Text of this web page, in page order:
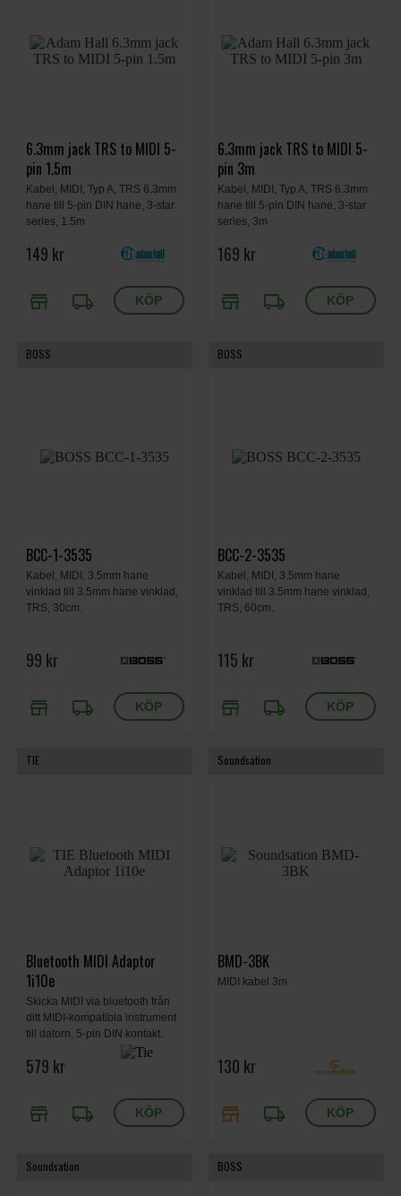
6.3mm jack TRS to MIDI 5-
pin 1.5m
Kabel, MIDI, Typ A, TRS 6.3mm
hane till 5-pin DIN hane, 3-star
series, 1.5m
149 kr
store local_shipping
6.3mm jack TRS to MIDI 5-
pin 3m
Kabel, MIDI, Typ A, TRS 6.3mm
hane till 5-pin DIN hane, 3-star
series, 3m
169 kr
store local_shipping
BOSS
BCC-1-3535
Kabel, MIDI, 3.5mm hane
vinklad till 3.5mm hane vinklad,
TRS, 30cm.
99 kr
store local_shipping
BOSS
BCC-2-3535
Kabel, MIDI, 3.5mm hane
vinklad till 3.5mm hane vinklad,
TRS, 60cm.
115 kr
store local_shipping
TIE
Bluetooth MIDI Adaptor
1i10e
Skicka MIDI via bluetooth från
ditt MIDI-kompatibla instrument
till datorn. 5-pin DIN kontakt.
579 kr
store local_shipping
Soundsation
BMD-3BK
MIDI kabel 3m
130 kr
store local_shipping
Soundsation BOSS